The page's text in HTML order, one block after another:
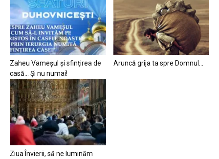
Zaheu Vameșul și sfințirea de
casă… Și nu numai!
Aruncă grija ta spre Domnul…
Ziua Învierii, să ne luminăm